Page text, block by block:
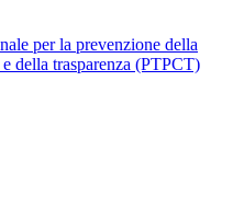
per la prevenzione della
della trasparenza (PTPCT)